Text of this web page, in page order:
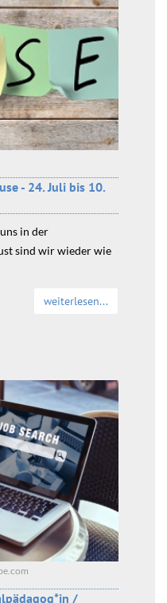
- 24. Juli bis 10.
in der
sind wir wieder wie
weiterlesen...
/